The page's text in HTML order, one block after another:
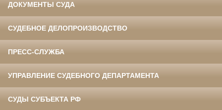
ДОКУМЕНТЫ СУДА
СУДЕБНОЕ ДЕЛОПРОИЗВОДСТВО
ПРЕСС-СЛУЖБА
УПРАВЛЕНИЕ СУДЕБНОГО ДЕПАРТАМЕНТА
СУДЫ СУБЪЕКТА РФ